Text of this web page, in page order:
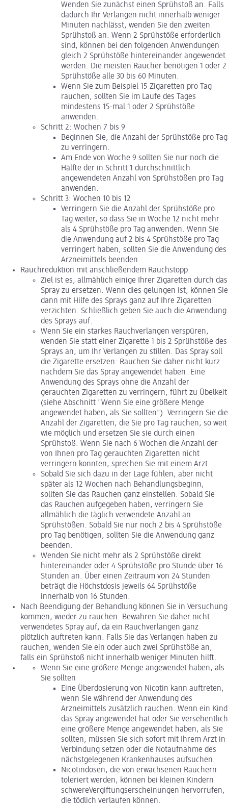
Wenden Sie zunächst einen Sprühstoß an. Falls
dadurch Ihr Verlangen nicht innerhalb weniger
Minuten nachlässt, wenden Sie den zweiten
Sprühstoß an. Wenn 2 Sprühstöße erforderlich
sind, können bei den folgenden Anwendungen
gleich 2 Sprühstöße hintereinander angewendet
werden. Die meisten Raucher benötigen 1 oder 2
Sprühstöße alle 30 bis 60 Minuten.
Wenn Sie zum Beispiel 15 Zigaretten pro Tag
rauchen, sollten Sie im Laufe des Tages
mindestens 15-mal 1 oder 2 Sprühstöße
anwenden.
Schritt 2: Wochen 7 bis 9
Beginnen Sie, die Anzahl der Sprühstöße pro Tag
zu verringern.
Am Ende von Woche 9 sollten Sie nur noch die
Hälfte der in Schritt 1 durchschnittlich
angewendeten Anzahl von Sprühstößen pro Tag
anwenden.
Schritt 3: Wochen 10 bis 12
Verringern Sie die Anzahl der Sprühstöße pro
Tag weiter, so dass Sie in Woche 12 nicht mehr
als 4 Sprühstöße pro Tag anwenden. Wenn Sie
die Anwendung auf 2 bis 4 Sprühstöße pro Tag
verringert haben, sollten Sie die Anwendung des
Arzneimittels beenden.
Rauchreduktion mit anschließendem Rauchstopp
Ziel ist es, allmählich einige Ihrer Zigaretten durch das
Spray zu ersetzen. Wenn dies gelungen ist, können Sie
dann mit Hilfe des Sprays ganz auf Ihre Zigaretten
verzichten. Schließlich geben Sie auch die Anwendung
des Sprays auf.
Wenn Sie ein starkes Rauchverlangen verspüren,
wenden Sie statt einer Zigarette 1 bis 2 Sprühstöße des
Sprays an, um Ihr Verlangen zu stillen. Das Spray soll
die Zigarette ersetzen: Rauchen Sie daher nicht kurz
nachdem Sie das Spray angewendet haben. Eine
Anwendung des Sprays ohne die Anzahl der
gerauchten Zigaretten zu verringern, führt zu Übelkeit
(siehe Abschnitt "Wenn Sie eine größere Menge
angewendet haben, als Sie sollten"). Verringern Sie die
Anzahl der Zigaretten, die Sie pro Tag rauchen, so weit
wie möglich und ersetzen Sie sie durch einen
Sprühstoß. Wenn Sie nach 6 Wochen die Anzahl der
von Ihnen pro Tag gerauchten Zigaretten nicht
verringern konnten, sprechen Sie mit einem Arzt.
Sobald Sie sich dazu in der Lage fühlen, aber nicht
später als 12 Wochen nach Behandlungsbeginn,
sollten Sie das Rauchen ganz einstellen. Sobald Sie
das Rauchen aufgegeben haben, verringern Sie
allmählich die täglich verwendete Anzahl an
Sprühstößen. Sobald Sie nur noch 2 bis 4 Sprühstöße
pro Tag benötigen, sollten Sie die Anwendung ganz
beenden.
Wenden Sie nicht mehr als 2 Sprühstöße direkt
hintereinander oder 4 Sprühstöße pro Stunde über 16
Stunden an. Über einen Zeitraum von 24 Stunden
beträgt die Höchstdosis jeweils 64 Sprühstöße
innerhalb von 16 Stunden.
Nach Beendigung der Behandlung können Sie in Versuchung
kommen, wieder zu rauchen. Bewahren Sie daher nicht
verwendetes Spray auf, da ein Rauchverlangen ganz
plötzlich auftreten kann. Falls Sie das Verlangen haben zu
rauchen, wenden Sie ein oder auch zwei Sprühstöße an,
falls ein Sprühstoß nicht innerhalb weniger Minuten hilft.
Wenn Sie eine größere Menge angewendet haben, als
Sie sollten
Eine Überdosierung von Nicotin kann auftreten,
wenn Sie während der Anwendung des
Arzneimittels zusätzlich rauchen. Wenn ein Kind
das Spray angewendet hat oder Sie versehentlich
eine größere Menge angewendet haben, als Sie
sollten, müssen Sie sich sofort mit Ihrem Arzt in
Verbindung setzen oder die Notaufnahme des
nächstgelegenen Krankenhauses aufsuchen.
Nicotindosen, die von erwachsenen Rauchern
toleriert werden, können bei kleinen Kindern
schwereVergiftungserscheinungen hervorrufen,
die tödlich verlaufen können.